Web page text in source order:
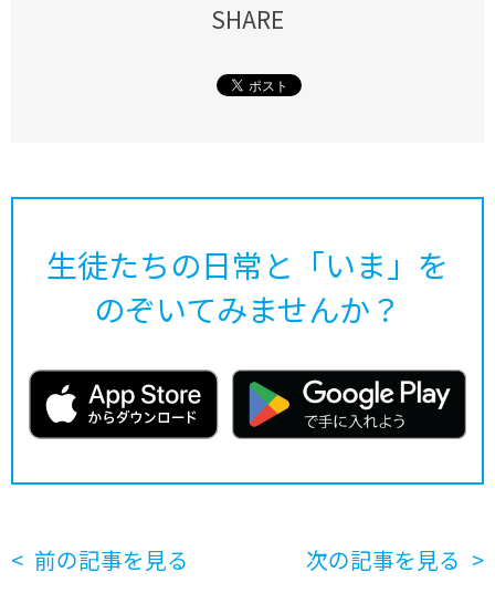
SHARE
生徒たちの日常と「いま」を
のぞいてみませんか？
前の記事を見る 次の記事を見る